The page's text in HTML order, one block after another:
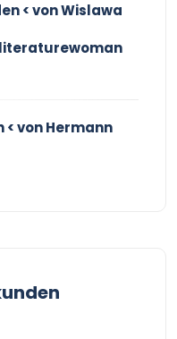
< von Wislawa
< von Hermann